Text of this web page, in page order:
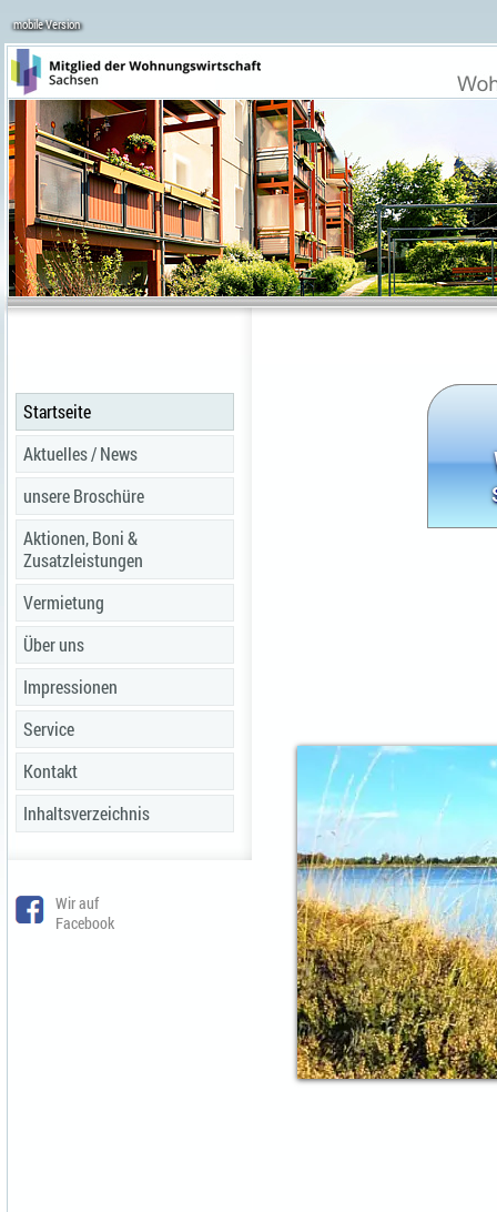
mobile Version
Startseite
Aktuelles / News
unsere Broschüre
Aktionen, Boni &
Zusatzleistungen
Vermietung
Über uns
Impressionen
Service
Kontakt
Inhaltsverzeichnis
Wir auf
Facebook